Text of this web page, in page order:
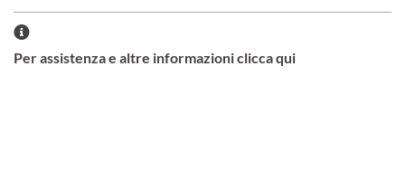
Per assistenza e altre informazioni clicca qui